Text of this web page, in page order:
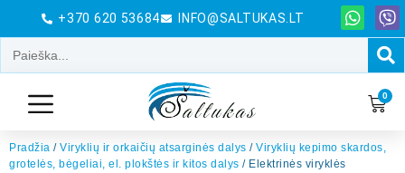
+370 620 53684 INFO@SALTUKAS.LT
0
Pradžia / Viryklių ir orkaičių atsarginės dalys / Viryklių kepimo skardos,
grotelės, bėgeliai, el. plokštės ir kitos dalys / Elektrinės viryklės